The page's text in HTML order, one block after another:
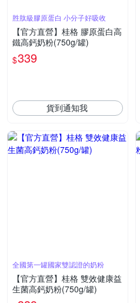
胜肽級膠原蛋白 小分子好吸收
【官方直營】桂格 膠原蛋白高
鐵高鈣奶粉(750g/罐)
$339
貨到通知我
全國第一罐國家雙認證的奶粉
【官方直營】桂格 雙效健康益
生菌高鈣奶粉(750g/罐)